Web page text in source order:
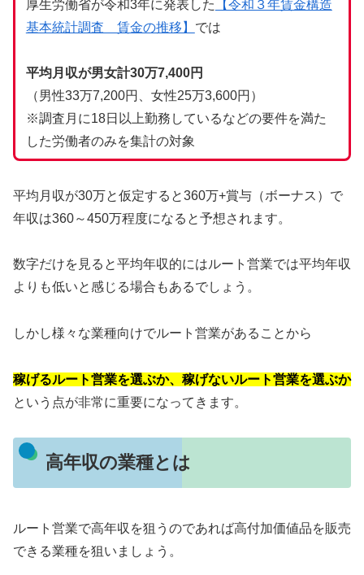
厚生労働省が令和3年に発表した
【令和３年賃金構造
基本統計調査 賃金の推移】 では
平均月収が男女計30万7,400円
（男性33万7,200円、女性25万3,600円）
※調査月に18日以上勤務しているなどの要件を満た
した労働者のみを集計の対象
平均月収が30万と仮定すると360万+賞与（ボーナス）で
年収は360～450万程度になると予想されます。
数字だけを見ると平均年収的にはルート営業では平均年収
よりも低いと感じる場合もあるでしょう。
しかし様々な業種向けでルート営業があることから
稼げるルート営業を選ぶか、稼げないルート営業を選ぶか
という点が非常に重要になってきます。
高年収の業種とは
ルート営業で高年収を狙うのであれば高付加価値品を販売
できる業種を狙いましょう。